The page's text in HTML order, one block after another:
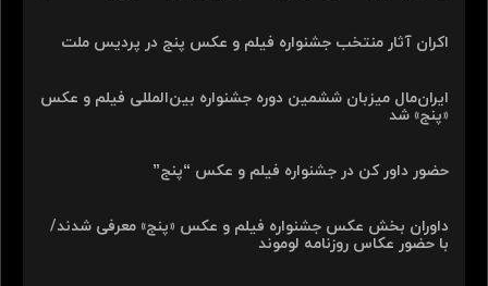
اکران آثار منتخب جشنواره فیلم و عکس پنج در پردیس ملت
ایران‌مال میزبان ششمین دوره جشنواره بین‌المللی فیلم و عکس
«پنج» شد
حضور داور کن در جشنواره فیلم و عکس “پنج”
داوران بخش عکس جشنواره فیلم و عکس «پنج» معرفی شدند/
با حضور عکاس روزنامه لوموند